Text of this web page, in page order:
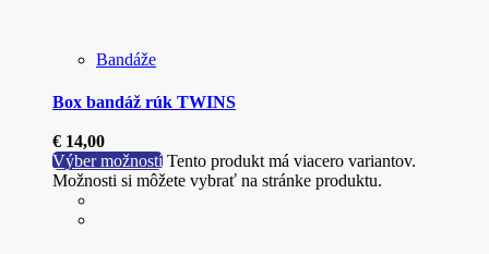
Bandáže
Box bandáž rúk TWINS
€ 14,00
Výber možností Tento produkt má viacero variantov.
Možnosti si môžete vybrať na stránke produktu.